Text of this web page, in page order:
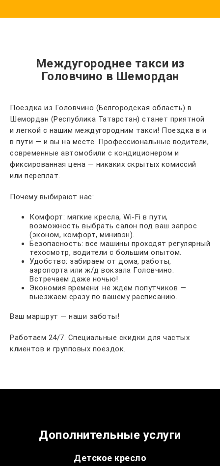
Междугороднее такси из
Головчино в Шемордан
Поездка из Головчино (Белгородская область) в
Шемордан (Республика Татарстан) станет приятной
и легкой с нашим междугородним такси! Поездка в и
в пути — и вы на месте. Профессиональные водители,
современные автомобили с кондиционером и
фиксированная цена — никаких скрытых комиссий
или переплат.
Почему выбирают нас:
Комфорт: мягкие кресла, Wi-Fi в пути,
возможность выбрать салон под ваш запрос
(эконом, комфорт, минивэн).
Безопасность: все машины проходят регулярный
техосмотр, водители с большим опытом.
Удобство: забираем от дома, работы,
аэропорта или ж/д вокзала Головчино.
Встречаем даже ночью!
Экономия времени: не ждем попутчиков —
выезжаем сразу по вашему расписанию.
Ваш маршрут — наши заботы!
Работаем 24/7. Специальные скидки для частых
клиентов и групповых поездок.
Дополнительные услуги
Детское кресло